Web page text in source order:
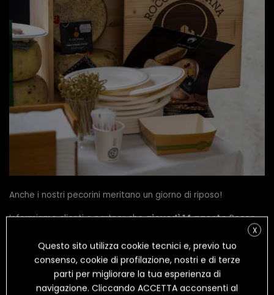
Anche i nostri pecorini meritano un giorno di riposo!
Informiamo clienti e partner chegiovedì 14 agostoRocca
Riprenderemo le attività il giorno successivo, pronti a tornare
con tutta la genuinità e il gusto della tradizione toscana.
X
Questo sito utilizza cookie tecnici e, previo tuo
consenso, cookie di profilazione, nostri e di terze
parti per migliorare la tua esperienza di
navigazione. Cliccando ACCETTA acconsenti al